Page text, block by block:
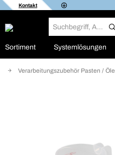
Kontakt
Sortiment Systemlösungen
Verarbeitungszubehör Pasten / Öle